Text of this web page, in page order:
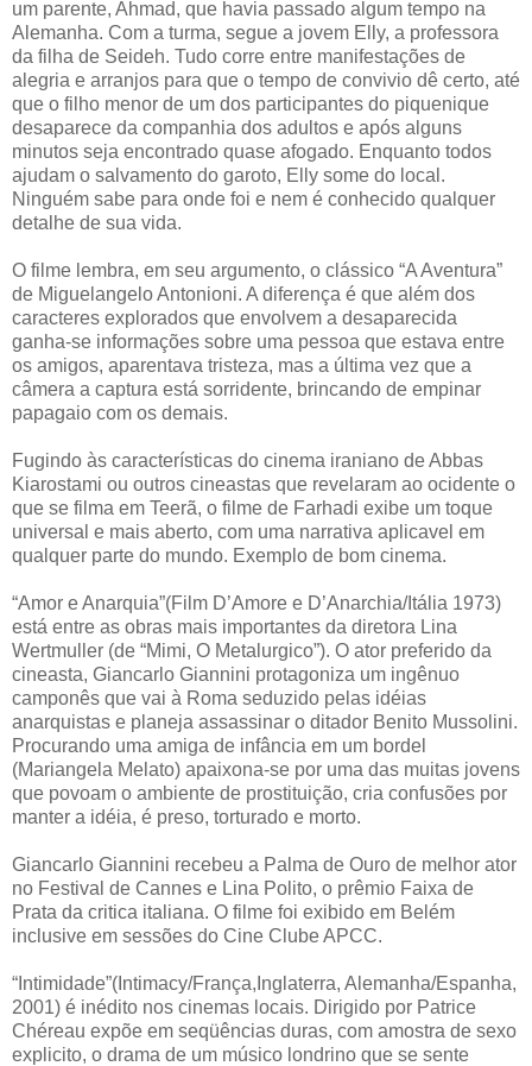
um parente, Ahmad, que havia passado algum tempo na
Alemanha. Com a turma, segue a jovem Elly, a professora
da filha de Seideh. Tudo corre entre manifestações de
alegria e arranjos para que o tempo de convivio dê certo, até
que o filho menor de um dos participantes do piquenique
desaparece da companhia dos adultos e após alguns
minutos seja encontrado quase afogado. Enquanto todos
ajudam o salvamento do garoto, Elly some do local.
Ninguém sabe para onde foi e nem é conhecido qualquer
detalhe de sua vida.
O filme lembra, em seu argumento, o clássico “A Aventura”
de Miguelangelo Antonioni. A diferença é que além dos
caracteres explorados que envolvem a desaparecida
ganha-se informações sobre uma pessoa que estava entre
os amigos, aparentava tristeza, mas a última vez que a
câmera a captura está sorridente, brincando de empinar
papagaio com os demais.
Fugindo às características do cinema iraniano de Abbas
Kiarostami ou outros cineastas que revelaram ao ocidente o
que se filma em Teerã, o filme de Farhadi exibe um toque
universal e mais aberto, com uma narrativa aplicavel em
qualquer parte do mundo. Exemplo de bom cinema.
“Amor e Anarquia”(Film D’Amore e D’Anarchia/Itália 1973)
está entre as obras mais importantes da diretora Lina
Wertmuller (de “Mimi, O Metalurgico”). O ator preferido da
cineasta, Giancarlo Giannini protagoniza um ingênuo
camponês que vai à Roma seduzido pelas idéias
anarquistas e planeja assassinar o ditador Benito Mussolini.
Procurando uma amiga de infância em um bordel
(Mariangela Melato) apaixona-se por uma das muitas jovens
que povoam o ambiente de prostituição, cria confusões por
manter a idéia, é preso, torturado e morto.
Giancarlo Giannini recebeu a Palma de Ouro de melhor ator
no Festival de Cannes e Lina Polito, o prêmio Faixa de
Prata da critica italiana. O filme foi exibido em Belém
inclusive em sessões do Cine Clube APCC.
“Intimidade”(Intimacy/França,Inglaterra, Alemanha/Espanha,
2001) é inédito nos cinemas locais. Dirigido por Patrice
Chéreau expõe em seqüências duras, com amostra de sexo
explicito, o drama de um músico londrino que se sente